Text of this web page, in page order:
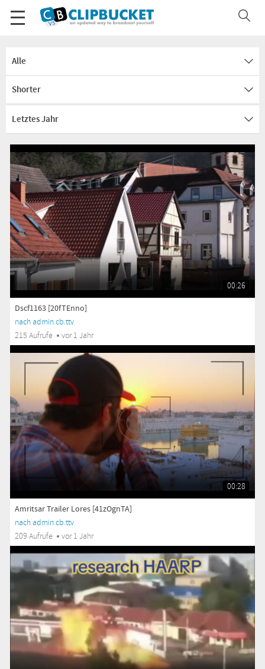
Alle
Shorter
Letztes Jahr
00:26
Dscf1163 [20fTEnno]
nach admin.cb.ttv
215 Aufrufe
vor 1 Jahr
00:28
Amritsar Trailer Lores [41zOgnTA]
nach admin.cb.ttv
209 Aufrufe
vor 1 Jahr